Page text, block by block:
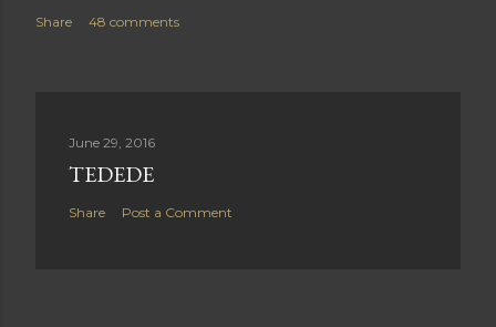
Share 48 comments
June 29, 2016
TEDEDE
Share Post a Comment